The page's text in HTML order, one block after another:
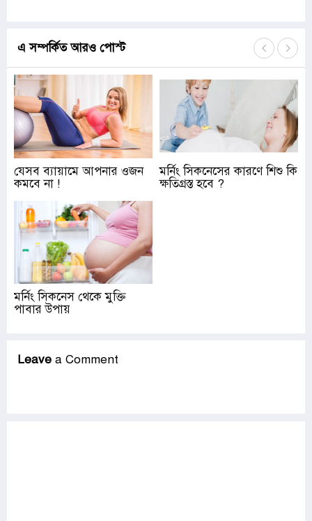
এ সম্পর্কিত আরও পোস্ট
যেসব ব্যায়ামে আপনার ওজন
কমবে না !
মর্নিং সিকনেসের কারণে শিশু কি
ক্ষতিগ্রস্ত হবে ?
মর্নিং সিকনেস থেকে মুক্তি
পাবার উপায়
Leave a Comment